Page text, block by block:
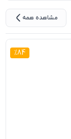
مشاهده همه
84
%